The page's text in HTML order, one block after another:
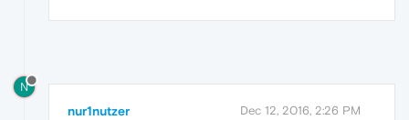
N
nur1nutzer Dec 12, 2016, 2:26 PM